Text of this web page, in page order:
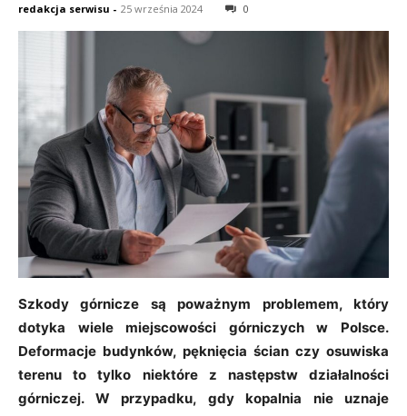
redakcja serwisu - 25 września 2024 0
Szkody górnicze są poważnym problemem, który
dotyka wiele miejscowości górniczych w Polsce.
Deformacje budynków, pęknięcia ścian czy osuwiska
terenu to tylko niektóre z następstw działalności
górniczej. W przypadku, gdy kopalnia nie uznaje